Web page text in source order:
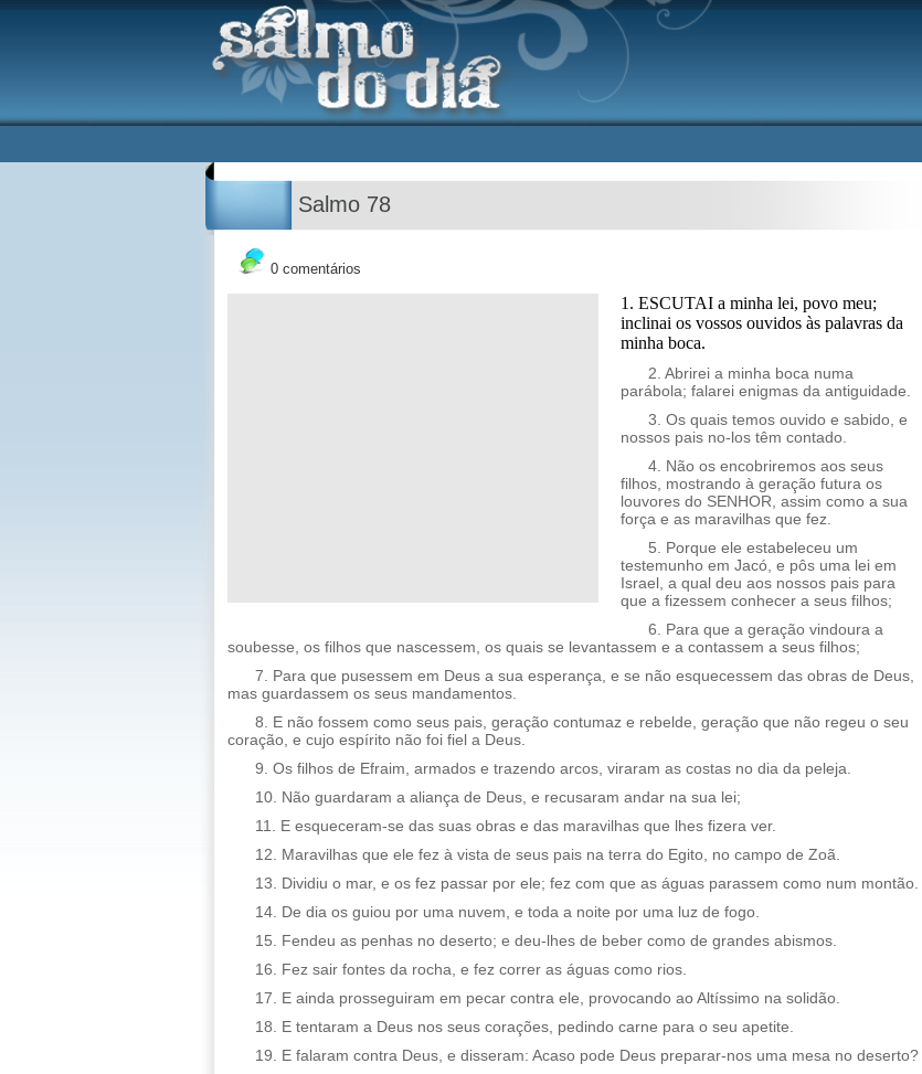
Salmo 78
0 comentários
1. ESCUTAI a minha lei, povo meu;
inclinai os vossos ouvidos às palavras da
minha boca.
2. Abrirei a minha boca numa
parábola; falarei enigmas da antiguidade.
3. Os quais temos ouvido e sabido, e
nossos pais no-los têm contado.
4. Não os encobriremos aos seus
filhos, mostrando à geração futura os
louvores do SENHOR, assim como a sua
força e as maravilhas que fez.
5. Porque ele estabeleceu um
testemunho em Jacó, e pôs uma lei em
Israel, a qual deu aos nossos pais para
que a fizessem conhecer a seus filhos;
6. Para que a geração vindoura a
soubesse, os filhos que nascessem, os quais se levantassem e a contassem a seus filhos;
7. Para que pusessem em Deus a sua esperança, e se não esquecessem das obras de Deus,
mas guardassem os seus mandamentos.
8. E não fossem como seus pais, geração contumaz e rebelde, geração que não regeu o seu
coração, e cujo espírito não foi fiel a Deus.
9. Os filhos de Efraim, armados e trazendo arcos, viraram as costas no dia da peleja.
10. Não guardaram a aliança de Deus, e recusaram andar na sua lei;
11. E esqueceram-se das suas obras e das maravilhas que lhes fizera ver.
12. Maravilhas que ele fez à vista de seus pais na terra do Egito, no campo de Zoã.
13. Dividiu o mar, e os fez passar por ele; fez com que as águas parassem como num montão.
14. De dia os guiou por uma nuvem, e toda a noite por uma luz de fogo.
15. Fendeu as penhas no deserto; e deu-lhes de beber como de grandes abismos.
16. Fez sair fontes da rocha, e fez correr as águas como rios.
17. E ainda prosseguiram em pecar contra ele, provocando ao Altíssimo na solidão.
18. E tentaram a Deus nos seus corações, pedindo carne para o seu apetite.
19. E falaram contra Deus, e disseram: Acaso pode Deus preparar-nos uma mesa no deserto?